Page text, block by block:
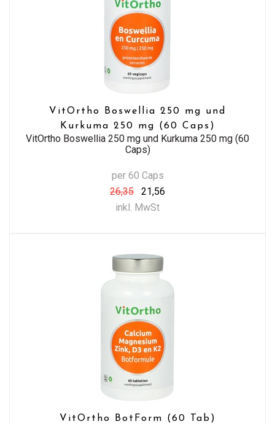
VitOrtho Boswellia 250 mg und
Kurkuma 250 mg (60 Caps)
VitOrtho Boswellia 250 mg und Kurkuma 250 mg (60
Caps)
per 60 Caps
26,35
21,56
inkl. MwSt
VitOrtho BotForm (60 Tab)